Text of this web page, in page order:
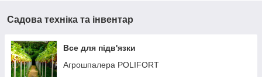
Садова техніка та інвентар
Все для підв'язки
Агрошпалера POLIFORT